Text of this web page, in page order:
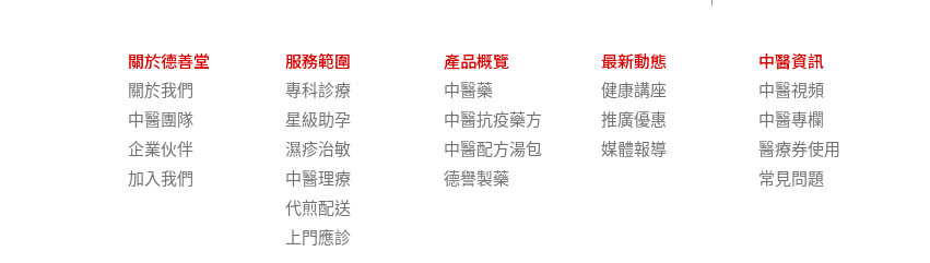
關於德善堂
關於我們
中醫團隊
企業伙伴
加入我們
服務範圍
專科診療
星級助孕
濕疹治敏
中醫理療
代煎配送
上門應診
產品概覽
中醫藥
中醫抗疫藥方
中醫配方湯包
德譽製藥
最新動態
健康講座
推廣優惠
媒體報導
中醫資訊
中醫視頻
中醫專欄
醫療券使用
常見問題